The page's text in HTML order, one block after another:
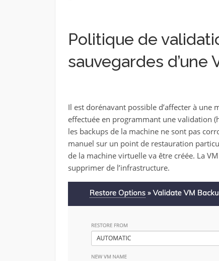
Politique de
sauvegardes d’une
Il est dorénavant possible d’affecter à
effectuée en programmant une validation
les backups de la machine ne sont pas
manuel sur un point de restauration
de la machine virtuelle va être créée. La
supprimer de l’infrastructure.